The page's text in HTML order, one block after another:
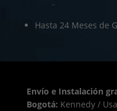
Hasta 24 Meses de
Envío e Instalación
Bogotá: Kennedy /